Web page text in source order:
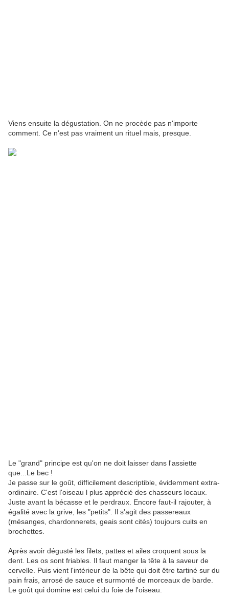
Viens ensuite la dégustation. On ne procède pas n'importe
comment. Ce n'est pas vraiment un rituel mais, presque.
Le "grand" principe est qu'on ne doit laisser dans l'assiette
que...Le bec !
Je passe sur le goût, difficilement descriptible, évidemment extra-
ordinaire. C'est l'oiseau l plus apprécié des chasseurs locaux.
Juste avant la bécasse et le perdraux. Encore faut-il rajouter, à
égalité avec la grive, les "petits". Il s'agit des passereaux
(mésanges, chardonnerets, geais sont cités) toujours cuits en
brochettes.
Après avoir dégusté les filets, pattes et ailes croquent sous la
dent. Les os sont friables. Il faut manger la tête à la saveur de
cervelle. Puis vient l'intérieur de la bête qui doit être tartiné sur du
pain frais, arrosé de sauce et surmonté de morceaux de barde.
Le goût qui domine est celui du foie de l'oiseau.